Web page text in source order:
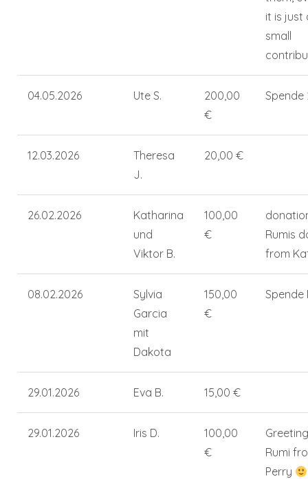
it is just
small
04.05.2026 Ute S.
200,00
€
Spende
12.03.2026
Theresa
J.
20,00 €
26.02.2026
Katharina
und
Viktor B.
100,00
€
Rumis
from
08.02.2026
Sylvia
Garcia
mit
Dakota
150,00
€
Spende
29.01.2026 Eva B. 15,00 €
29.01.2026 Iris D.
100,00
€
Rumi
Perry